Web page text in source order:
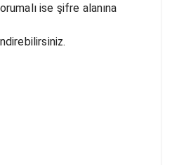
ise şifre alanına